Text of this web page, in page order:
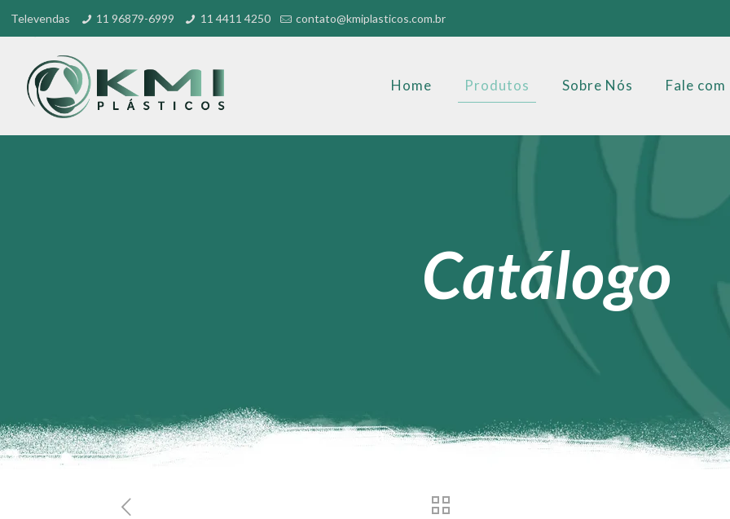
Televendas 11 96879-6999 11 4411 4250 contato@kmiplasticos.com.br
Home Produtos Sobre Nós Fale
Catálogo